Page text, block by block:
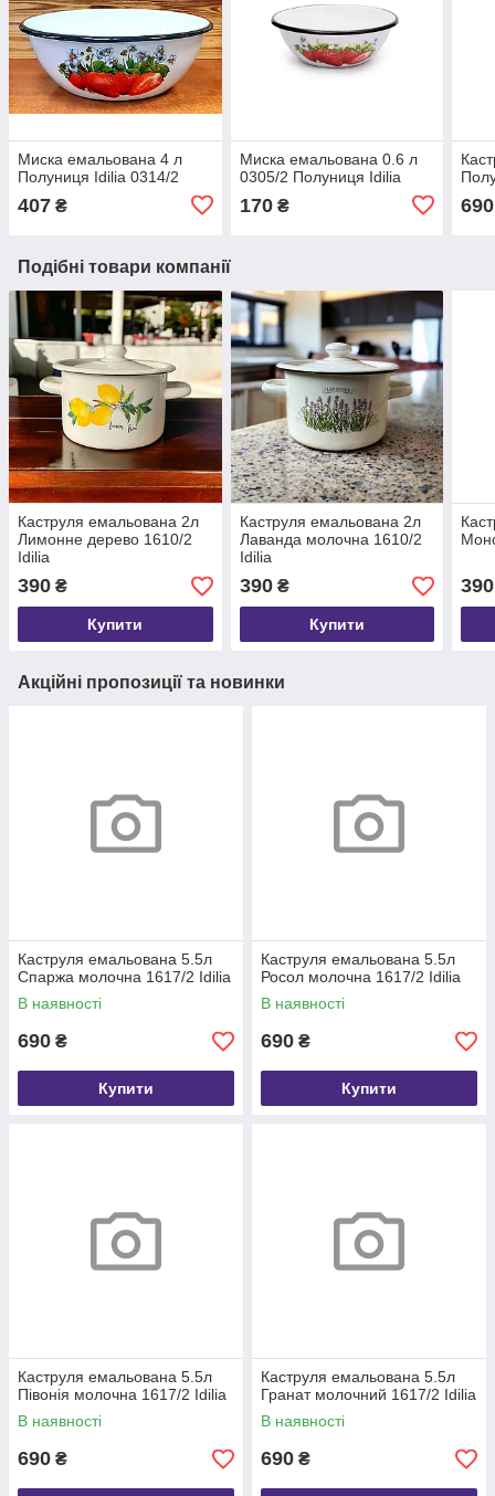
Миска емальована 4 л
Полуниця Idilia 0314/2
407 ₴
Миска емальована 0.6 л
0305/2 Полуниця Idilia
170₴ 690
Подібні товари компанії
Каструля емальована 2л
Лимонне дерево 1610/2
Idilia
390 ₴
Купити
Каструля емальована 2л
Лаванда молочна 1610/2
Idilia
390₴
Купити
390
Акційні пропозиції та новинки
Каструля емальована 5.5л
Спаржа молочна 1617/2 Idilia
В наявності
690 ₴
Купити
Каструля емальована 5.5л
Росол молочна 1617/2 Idilia
В наявності
690 ₴
Купити
Каструля емальована 5.5л
Півонія молочна 1617/2 Idilia
В наявності
690 ₴
Каструля емальована 5.5л
Гранат молочний 1617/2 Idilia
В наявності
690 ₴